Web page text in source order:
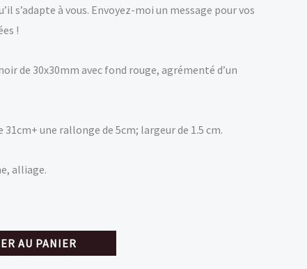
s’adapte à vous. Envoyez-moi un message pour vos
!
de 30x30mm avec fond rouge, agrémenté d’un
une rallonge de 5cm; largeur de 1.5 cm.
alliage.
AU PANIER